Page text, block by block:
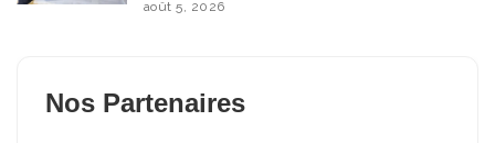
août 5, 2026
Nos Partenaires